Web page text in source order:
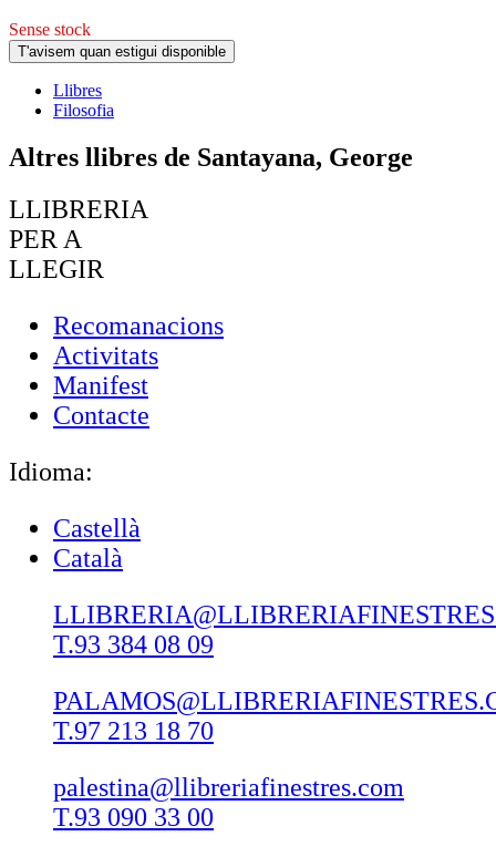
Sense stock
T'avisem quan estigui disponible
Llibres
Filosofia
Altres llibres de Santayana, George
LLIBRERIA
PER A
LLEGIR
Recomanacions
Activitats
Manifest
Contacte
Idioma:
Castellà
Català
T.93 384 08 09
T.97 213 18 70
palestina@llibreriafinestres.com
T.93 090 33 00